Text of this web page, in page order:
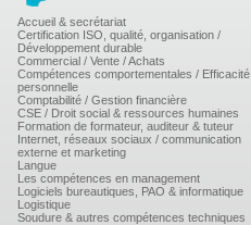
Accueil & secrétariat
Certification ISO, qualité, organisation /
Développement durable
Commercial / Vente / Achats
Compétences comportementales / Efficacité
personnelle
Comptabilité / Gestion financière
CSE / Droit social & ressources humaines
Formation de formateur, auditeur & tuteur
Internet, réseaux sociaux / communication
externe et marketing
Langue
Les compétences en management
Logiciels bureautiques, PAO & informatique
Logistique
Soudure & autres compétences techniques